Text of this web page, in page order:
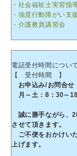
・社会福祉士実習指
・強度行動障がい支
・介護教員講習会
電話受付時間につい
【 受付時間 】
お申込み/お問合せ
月～土：8：30～
誠に勝手ながら、
させて頂きます。
ご不便をおかけい
上げます。